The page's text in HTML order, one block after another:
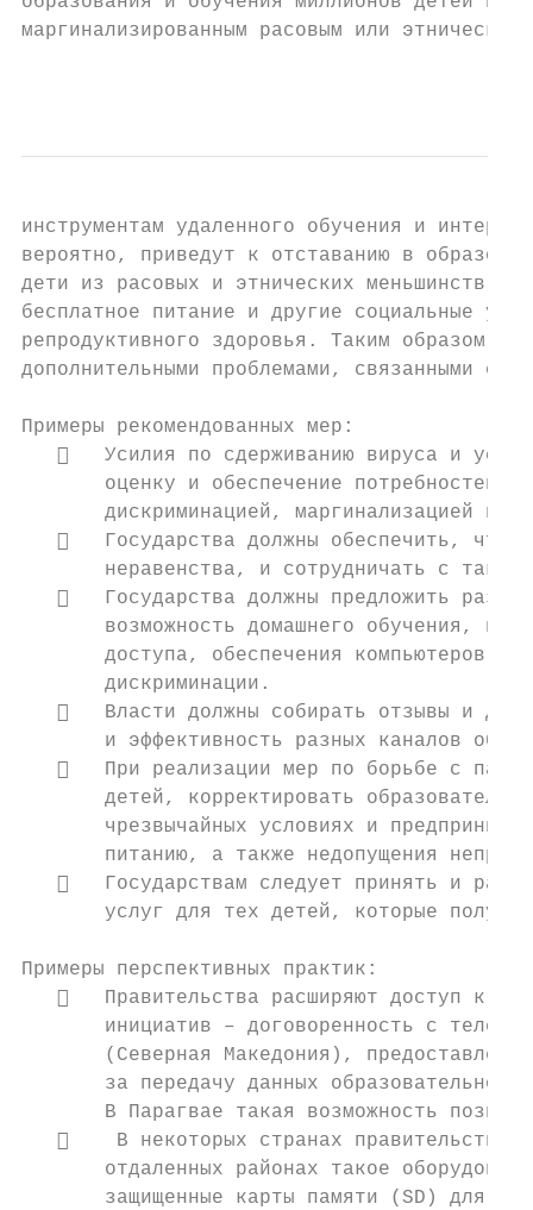
маргинализированным расовым или
инструментам удаленного обучения и
вероятно, приведут к отставанию в
дети из расовых и этнических меньшинств
бесплатное питание и другие социальные
репродуктивного здоровья. Таким образом,
дополнительными проблемами, связанными со
Примеры рекомендованных мер:
   Усилия по сдерживанию вируса и
оценку и обеспечение потребностей
дискриминацией, маргинализацией и
   Государства должны обеспечить,
неравенства, и сотрудничать с
   Государства должны предложить
возможность домашнего обучения, в
доступа, обеспечения компьютеров
       дискриминации.
   Власти должны собирать отзывы и
и эффективность разных каналов
   При реализации мер по борьбе с
детей, корректировать
чрезвычайных условиях и
питанию, а также недопущения
   Государствам следует принять и
услуг для тех детей, которые
Примеры перспективных практик:
   Правительства расширяют доступ к
инициатив – договоренность с
(Северная Македония),
за передачу данных
В Парагвае такая возможность
    В некоторых странах правительства
отдаленных районах такое
защищенные карты памяти (SD) для